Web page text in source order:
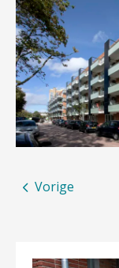
Vorige